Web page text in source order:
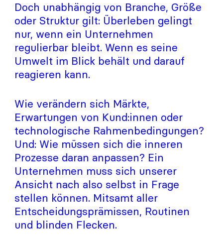
Doch unabhängig von Branche, Größe
oder Struktur gilt: Überleben gelingt
nur, wenn ein Unternehmen
regulierbar bleibt. Wenn es seine
Umwelt im Blick behält und darauf
reagieren kann.
Wie verändern sich Märkte,
Erwartungen von Kund:innen oder
technologische Rahmenbedingungen?
Und: Wie müssen sich die inneren
Prozesse daran anpassen? Ein
Unternehmen muss sich unserer
Ansicht nach also selbst in Frage
stellen können. Mitsamt aller
Entscheidungsprämissen, Routinen
und blinden Flecken.